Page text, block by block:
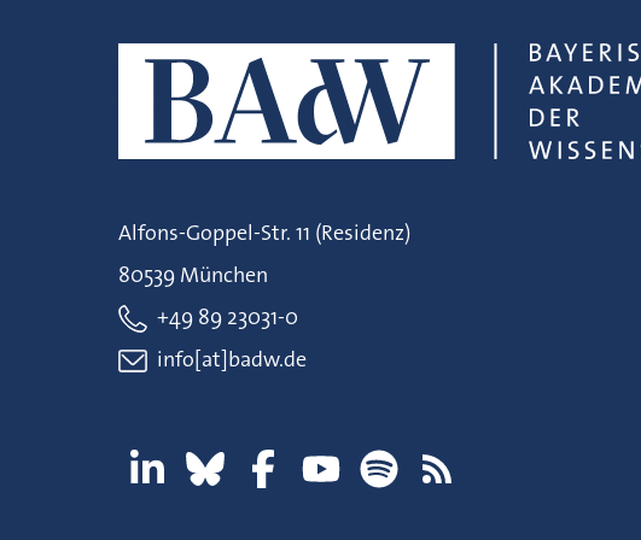
Alfons-Goppel-Str. 11 (Residenz)
80539 München
+49 89 23031-0
info[at]badw.de